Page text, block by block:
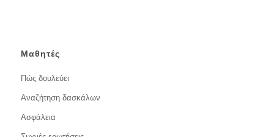
Μαθητές
Πώς δουλεύει
Αναζήτηση δασκάλων
Ασφάλεια